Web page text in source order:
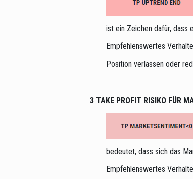
ist ein Zeichen dafür, dass
Empfehlenswertes
Position verlassen oder
3 TAKE PROFIT RISIKO FÜR
bedeutet, dass sich das
Empfehlenswertes